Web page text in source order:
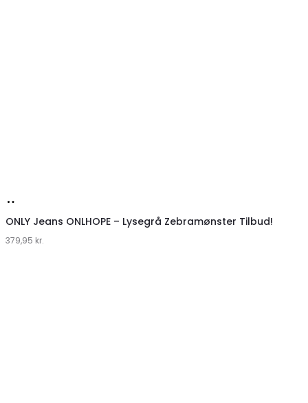
hos
Klædeskabet.dk
ONLY Jeans ONLHOPE – Lysegrå Zebramønster Tilbud!
379,95 kr.